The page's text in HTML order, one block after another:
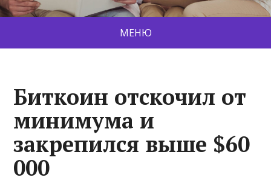
МЕНЮ
Биткоин отскочил от
минимума и
закрепился выше $60
000